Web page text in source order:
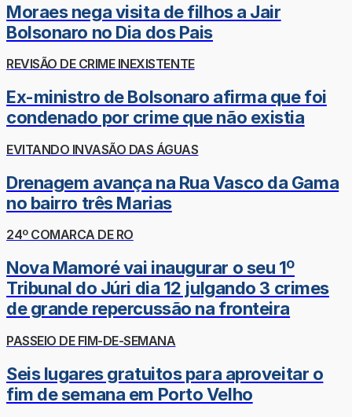
Moraes nega visita de filhos a Jair
Bolsonaro no Dia dos Pais
REVISÃO DE CRIME INEXISTENTE
Ex-ministro de Bolsonaro afirma que foi
condenado por crime que não existia
EVITANDO INVASÃO DAS ÁGUAS
Drenagem avança na Rua Vasco da Gama
no bairro três Marias
24º COMARCA DE RO
Nova Mamoré vai inaugurar o seu 1º
Tribunal do Júri dia 12 julgando 3 crimes
de grande repercussão na fronteira
PASSEIO DE FIM-DE-SEMANA
Seis lugares gratuitos para aproveitar o
fim de semana em Porto Velho